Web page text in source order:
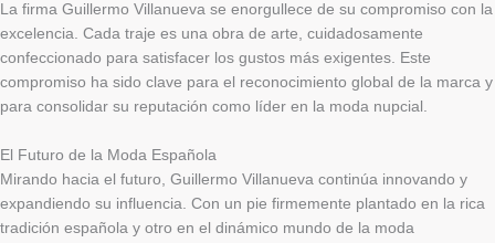
La firma Guillermo Villanueva se enorgullece de su compromiso con la
excelencia. Cada traje es una obra de arte, cuidadosamente
confeccionado para satisfacer los gustos más exigentes. Este
compromiso ha sido clave para el reconocimiento global de la marca y
para consolidar su reputación como líder en la moda nupcial.
El Futuro de la Moda Española
Mirando hacia el futuro, Guillermo Villanueva continúa innovando y
expandiendo su influencia. Con un pie firmemente plantado en la rica
tradición española y otro en el dinámico mundo de la moda